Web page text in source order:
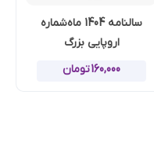
سالنامه 1404 ماه‌شماره
اروپایی بزرگ
160,000تومان